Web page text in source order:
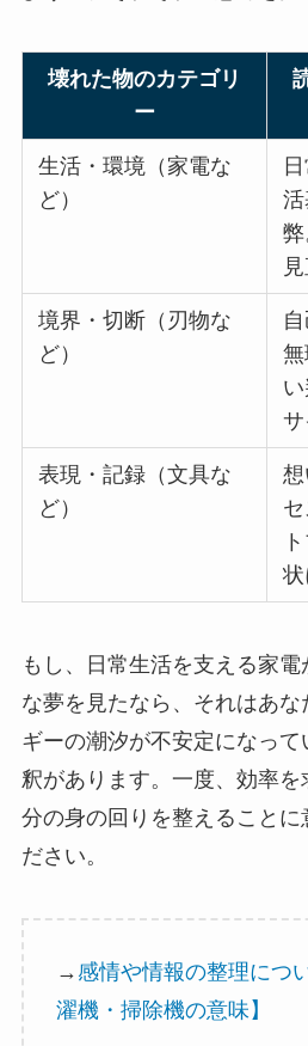
壊れた物のカテゴリ
ー
生活・環境（家電な
ど）
境界・切断（刃物な
ど）
表現・記録（文具な
ど）
もし、日常生活を支える家電
な夢を見たなら、それはあ
ギーの潮汐が不安定になっ
釈があります。一度、効率を
分の身の回りを整えることに
ださい。
→ 感情や情報の整理につ
濯機・掃除機の意味】